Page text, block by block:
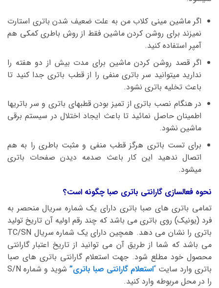
اگر ماشین مینی کلاب من به علت ضعیف شدن باتری استارت
نمیزند برای روشن کردن ماشین فقط از روش باطری کمکی هم
آمپر استفاده کنید.
اگر قصد روشن کردن ماشین برای مدت بیش از دو هفته را
ندارید میتوانید سر باتری منفی را از قطب باتری جدا کنید تا
باعث تخلیه باتری نشود.
در هنگام نصب باتری از تمیز بودن قطبهای باتری و سر باتریها
اطمینان حاصل نمائید تا باعث ایجاد اختلال در سیستم برقی
ماشین نشود.
برای تست باتری هرگز قطب منفی و مثبت باطری را به هم
اتصال ندهید این کار باعث صدمه دیدن صفحات باتری
میشود.
نحوه فعالسازی گارانتی باتری صبا چگونه است؟
تمامی باتری های صبا باتری دارای یک شماره سریال منحصر به
فرد (یونیک) روی باتری می باشد که چند رقم اولیه آن تاریخ تولید
باتری را نشان می دهد. همچین دارای یک شماره سریال TC/SN
می باشد که شما از طریق آن می توانید از تاریخ اعتبار گارانتی
محصول خود مطلع شود. جهت استعلام گارانتی باتری های صبا
باتری وارد سایت “استعلام گارانتی صبا باتری”
شوید و شماره S/N
را در محل مربوطه وارد کنید.